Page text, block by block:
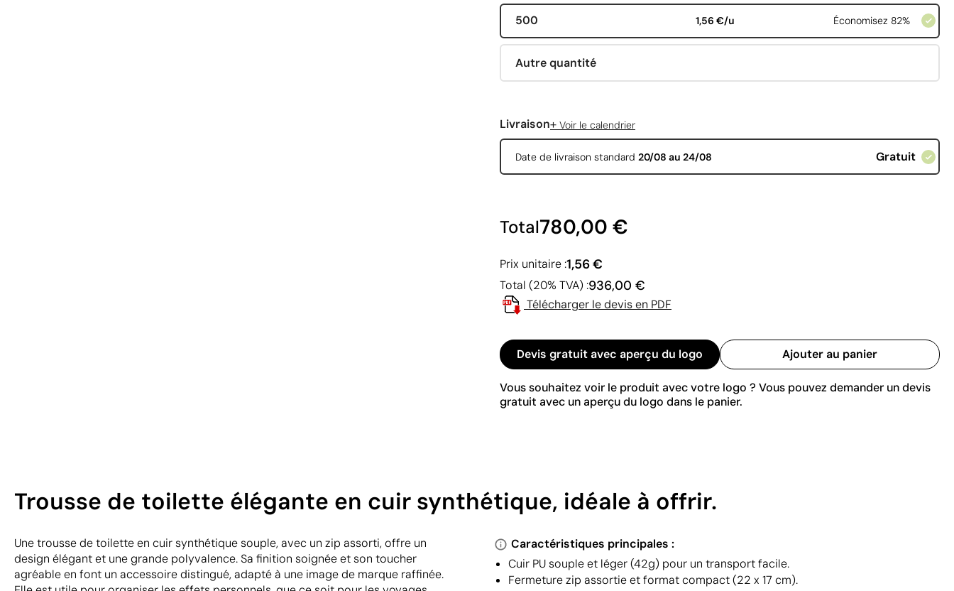
500 1,56 €/u Économisez 82%
Autre quantité
Livraison+ Voir le calendrier
Date de livraison standard 20/08 au 24/08 Gratuit
Total780,00 €
Prix unitaire :1,56 €
Total (20% TVA) :936,00 €
Télécharger le devis en PDF
Devis gratuit avec aperçu du logo Ajouter au panier
Vous souhaitez voir le produit avec votre logo ? Vous pouvez demander un devis
gratuit avec un aperçu du logo dans le panier.
Trousse de toilette élégante en cuir synthétique, idéale à offrir.
Une trousse de toilette en cuir synthétique souple, avec un zip assorti, offre un
design élégant et une grande polyvalence. Sa finition soignée et son toucher
agréable en font un accessoire distingué, adapté à une image de marque raffinée.
Caractéristiques principales :
Cuir PU souple et léger (42g) pour un transport facile.
Fermeture zip assortie et format compact (22 x 17 cm).